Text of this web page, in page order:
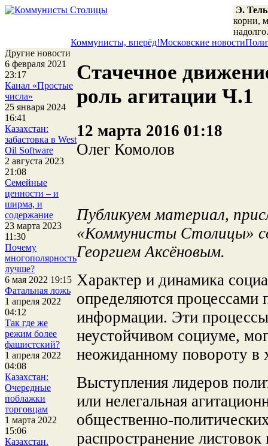
Э.
корни,
надолго.
Коммунисты, вперёд!Московские новости
Другие новости
6 февраля 2021
23:17
Канал «Простые
числа»
25 января 2024
16:41
Казахстан:
забастовка в West
Oil Software
2 августа 2023
21:08
Семейные
ценности – и
ширма, и
содержание
23 марта 2023
11:30
Почему
многополярность
лучше?
6 мая 2022 19:15
Фатальная ложь
1 апреля 2022
04:12
Так где же
режим более
фашистский?
1 апреля 2022
04:08
Казахстан:
Очередные
поблажки
торговцам
1 марта 2022
15:06
Казахстан.
Стачечное
роль агитации Ч.1
12 марта 2016 01:18
Олег Комолов
Публикуем материал,
«Коммунисты Столицы»
Георгием Аксёновым.
Характер и динамика
определяются процессами
информации. Эти
неустойчивом социуме,
неожиданному повороту в
Выступления лидеров
или нелегальная
общественно-
распространение